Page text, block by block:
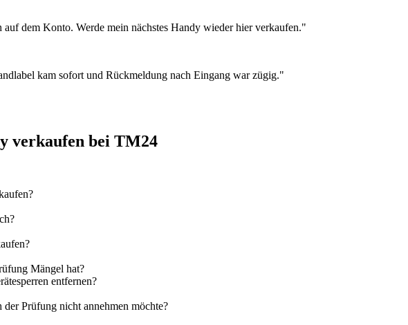
dem Konto. Werde mein nächstes Handy wieder hier verkaufen."
kam sofort und Rückmeldung nach Eingang war zügig."
verkaufen bei TM24
Mängel hat?
entfernen?
Prüfung nicht annehmen möchte?